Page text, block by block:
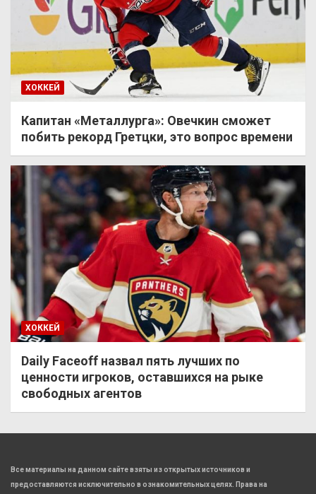
ХОККЕЙ
Капитан «Металлурга»: Овечкин сможет
побить рекорд Гретцки, это вопрос времени
ХОККЕЙ
Daily Faceoff назвал пять лучших по
ценности игроков, оставшихся на рыке
свободных агентов
Все материалы на данном сайте взяты из открытых источников и
предоставляются исключительно в ознакомительных целях. Права на